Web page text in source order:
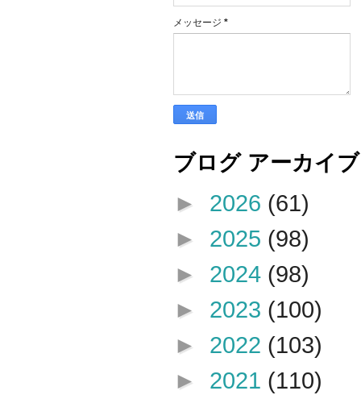
メッセージ *
ブログ アーカイブ
► 2026 (61)
► 2025 (98)
► 2024 (98)
► 2023 (100)
► 2022 (103)
► 2021 (110)